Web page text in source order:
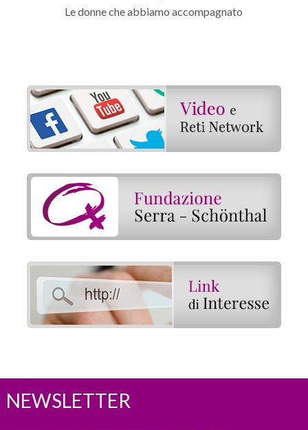
Le donne che abbiamo accompagnato
NEWSLETTER